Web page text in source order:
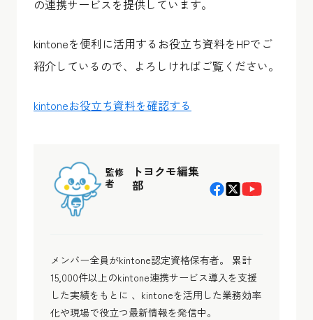
の連携サービスを提供しています。
kintoneを便利に活用するお役立ち資料をHPでご
紹介しているので、よろしければご覧ください。
kintoneお役立ち資料を確認する
監修
者
トヨクモ編集
部
メンバー全員がkintone認定資格保有者。 累計
15,000件以上のkintone連携サービス導入を支援
した実績をもとに 、kintoneを活用した業務効率
化や現場で役立つ最新情報を発信中。